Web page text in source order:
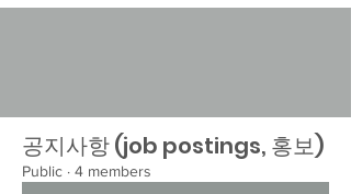
공지사항 (job postings, 홍보)
Public · 4 members